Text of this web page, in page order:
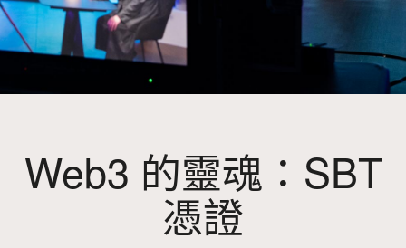
Web3 的靈魂：SBT
憑證